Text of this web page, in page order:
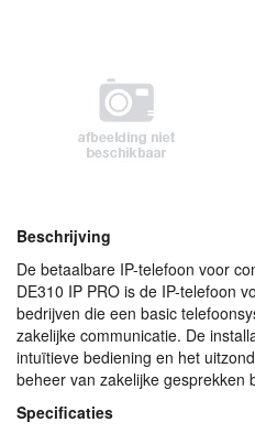
Beschrijving
De betaalbare IP-telefoon voor
DE310 IP PRO is de IP-telefoon
bedrijven die een basic
zakelijke communicatie. De
intuïtieve bediening en het
beheer van zakelijke gesprekken
Specificaties